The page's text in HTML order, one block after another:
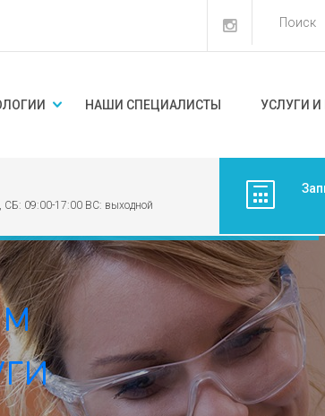
НАШИ СПЕЦИАЛИСТЫ УСЛУГИ И
СБ: 09:00-17:00 ВС: выходной